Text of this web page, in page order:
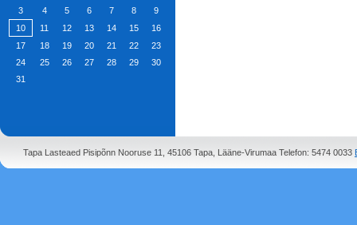
3
4 5 6 7 8
9
10
11 12 13 14 15
16
17
18 19 20 21 22
23
24
25 26 27 28 29
30
31
Tapa Lasteaed Pisipõnn Nooruse 11, 45106 Tapa, Lääne-Virumaa Telefon: 5474 0033